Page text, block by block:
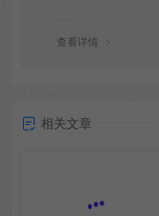
查看详情
相关文章